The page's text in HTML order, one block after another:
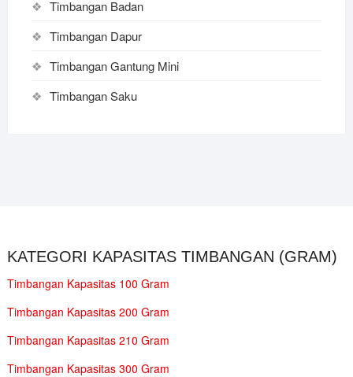
Timbangan Badan
Timbangan Dapur
Timbangan Gantung Mini
Timbangan Saku
KATEGORI KAPASITAS TIMBANGAN (GRAM)
Timbangan Kapasitas 100 Gram
Timbangan Kapasitas 200 Gram
Timbangan Kapasitas 210 Gram
Timbangan Kapasitas 300 Gram